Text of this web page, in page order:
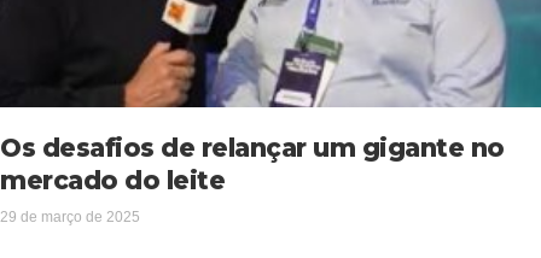
Os desafios de relançar um gigante no
mercado do leite
29 de março de 2025